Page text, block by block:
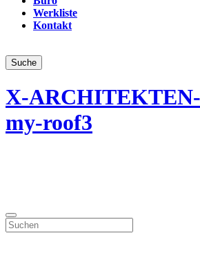
Werkliste
Kontakt
X-
my-roof3